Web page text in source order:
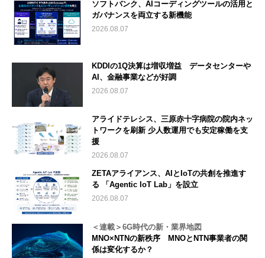
ソフトバンク、AIコーディングツールの活用と
ガバナンスを両立する新機能
2026.08.07
KDDIの1Q決算は増収増益 データセンターや
AI、金融事業などが好調
2026.08.07
アライドテレシス、三原赤十字病院の院内ネッ
トワークを刷新 少人数運用でも安定稼働を支
援
2026.08.07
ZETAアライアンス、AIとIoTの共創を推進す
る 「Agentic IoT Lab」を設立
2026.08.07
＜連載＞6G時代の新・業界地図
MNO×NTNの新秩序 MNOとNTN事業者の関
係は変化するか？